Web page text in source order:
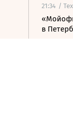
21:34 /
в